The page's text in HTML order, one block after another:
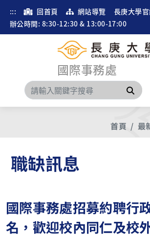
::: 回首頁 網站導覽 長庚大學
辦公時間: 8:30-12:30 & 13:00-17:00
國際事務處
搜尋
首頁 最
職缺訊息
國際事務處招募約聘行
名，歡迎校內同仁及校